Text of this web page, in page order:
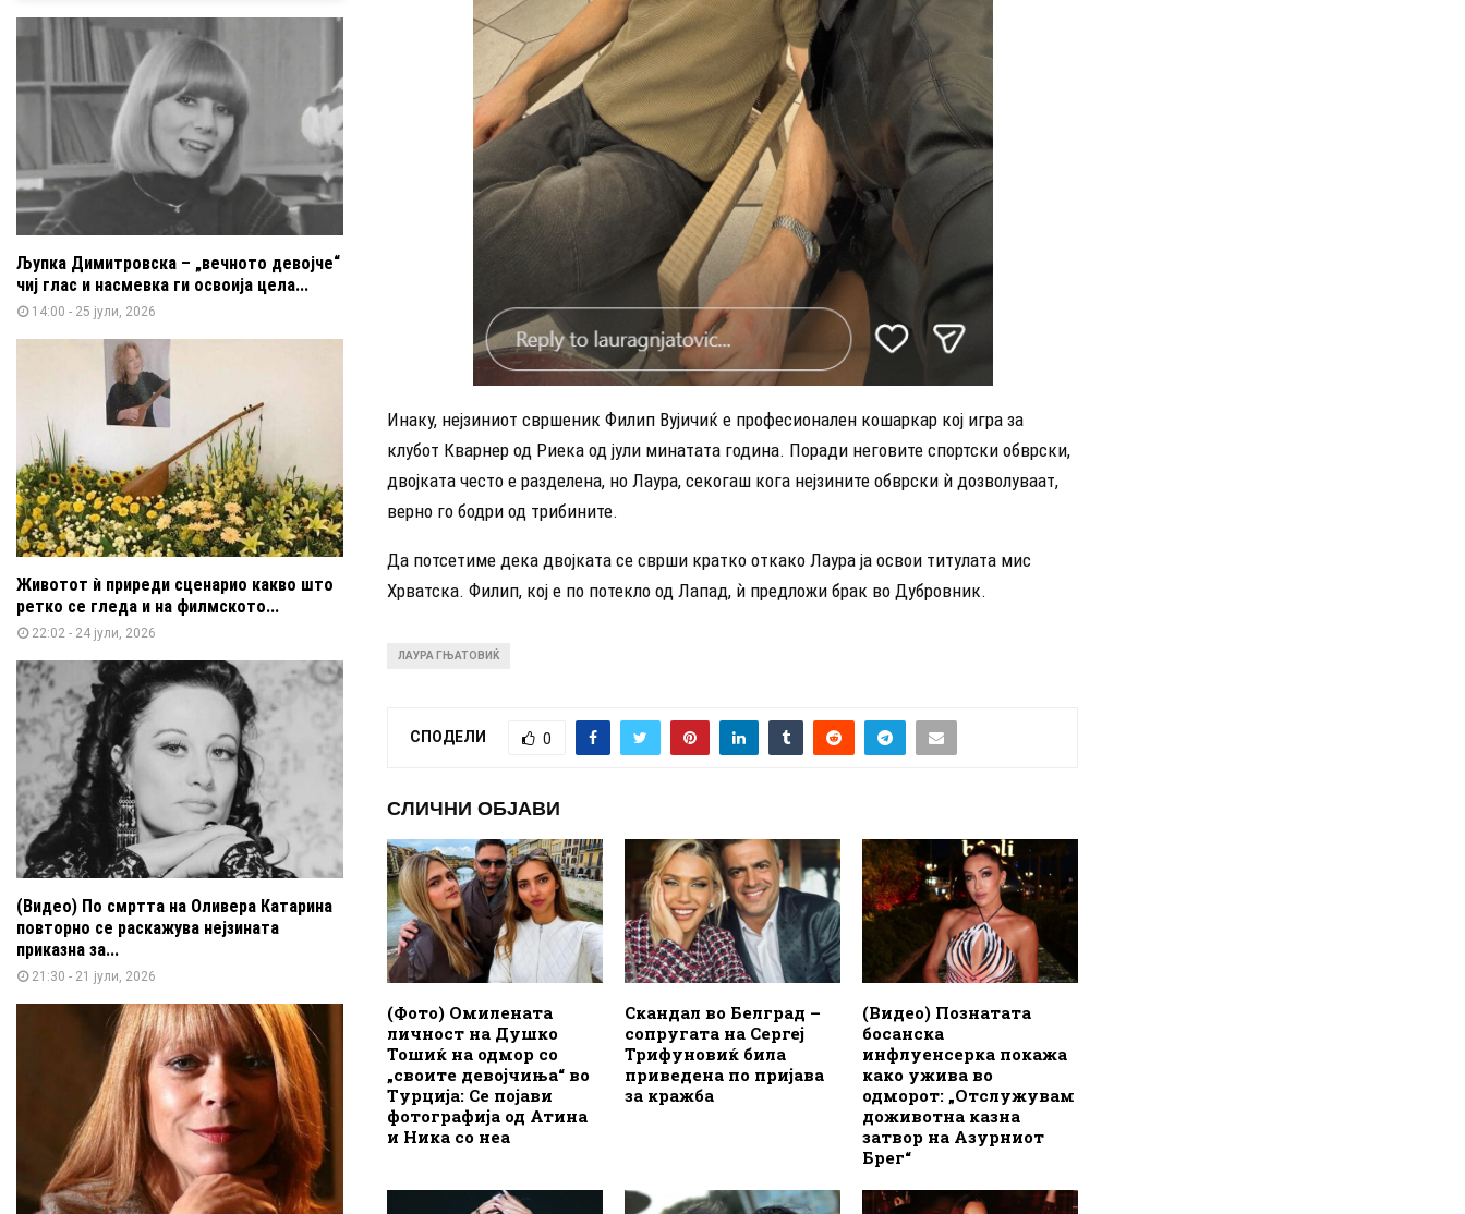
Инаку, нејзиниот свршеник Филип Вујичиќ е професионален кошаркар кој игра за
клубот Кварнер од Риека од јули минатата година. Поради неговите спортски обврски,
двојката често е разделена, но Лаура, секогаш кога нејзините обврски ѝ дозволуваат,
верно го бодри од трибините.
Да потсетиме дека двојката се сврши кратко откако Лаура ја освои титулата мис
Хрватска. Филип, кој е по потекло од Лапад, ѝ предложи брак во Дубровник.
ЛАУРА ГЊАТОВИЌ
СПОДЕЛИ 0
СЛИЧНИ ОБЈАВИ
(Фото) Омилената
личност на Душко
Тошиќ на одмор со
„своите девојчиња“ во
Турција: Се појави
фотографија од Атина
и Ника со неа
Скандал во Белград –
сопругата на Сергеј
Трифуновиќ била
приведена по пријава
за кражба
(Видео) Познатата
босанска
инфлуенсерка покажа
како ужива во
одморот: „Отслужувам
доживотна казна
затвор на Азурниот
Брег“
Љупка Димитровска – „вечното девојче“
чиј глас и насмевка ги освоија цела...
14:00 - 25 јули, 2026
Животот ѝ приреди сценарио какво што
ретко се гледа и на филмското...
22:02 - 24 јули, 2026
(Видео) По смртта на Оливера Катарина
повторно се раскажува нејзината
приказна за...
21:30 - 21 јули, 2026